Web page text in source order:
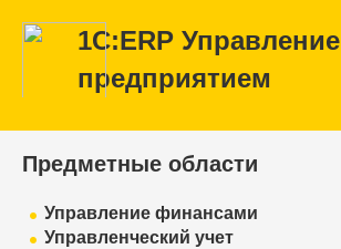
1С:ERP Управление
предприятием
Предметные области
Управление финансами
Управленческий учет